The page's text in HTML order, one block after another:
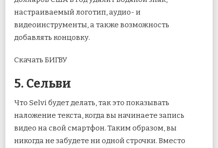
настраиваемый логотип, аудио- и
видеоинструменты, а также возможность
добавлять концовку.
Скачать БИГВУ
5. Сельви
Что Selvi будет делать, так это показывать
наложение текста, когда вы начинаете запись
видео на свой смартфон. Таким образом, вы
никогда не забудете ни одной строчки. Вместо